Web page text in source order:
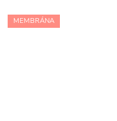
MEMBRÁNA